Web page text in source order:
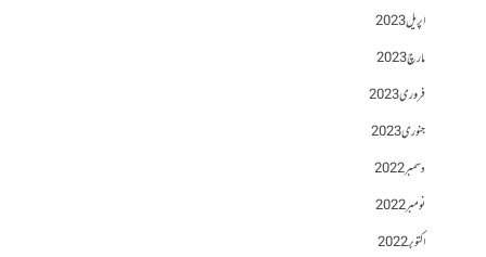
اپریل 2023
مارچ 2023
فروری 2023
جنوری 2023
دسمبر 2022
نومبر 2022
اکتوبر 2022